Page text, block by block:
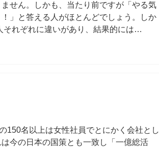
せん。しかも、当たり前ですが「やる気
」と答える人がほとんどでしょう。しか
それぞれに違いがあり、結果的には…
150名以上は女性社員でとにかく会社とし
今の日本の国策とも一致し「一億総活